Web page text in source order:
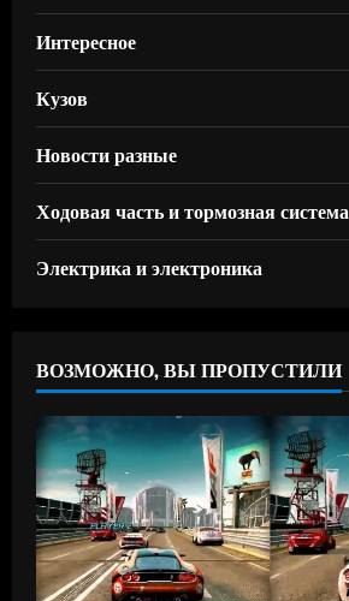
Интересное
Кузов
Новости разные
Ходовая часть и тормозная система
Электрика и электроника
ВОЗМОЖНО, ВЫ ПРОПУСТИЛИ